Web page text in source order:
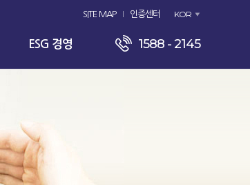
SITE MAP 인증센터 KOR
ESG 경영 1588 - 2145